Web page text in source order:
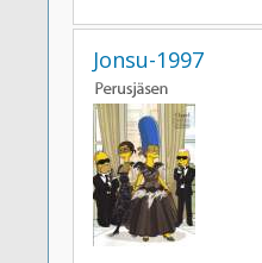
Jonsu-1997